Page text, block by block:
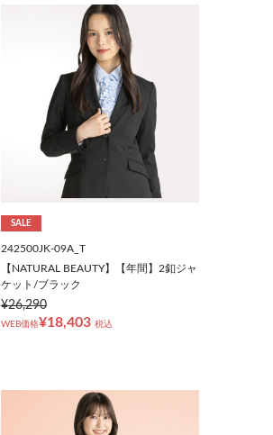
SALE
242500JK-09A_T
【NATURAL BEAUTY】【年間】2釦ジャ
ケット/ブラック
¥26,290
WEB価格¥18,403 税込